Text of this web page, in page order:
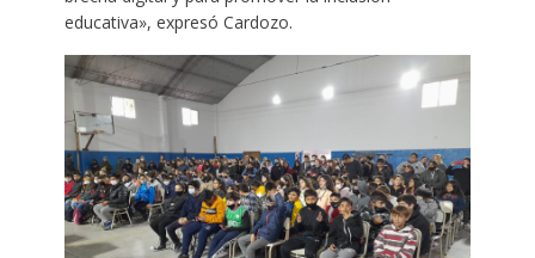
educativa», expresó Cardozo.